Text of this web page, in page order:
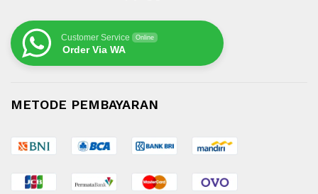
Customer Service Online
Order Via WA
METODE PEMBAYARAN